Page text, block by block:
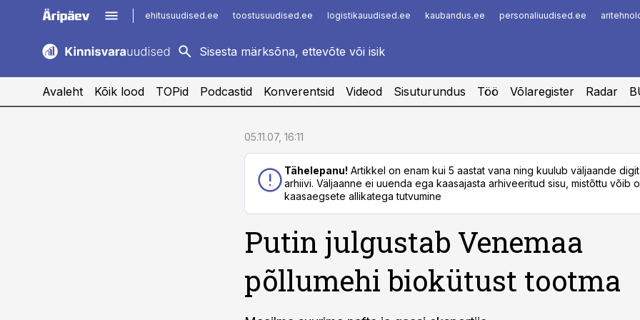
ehitusuudised.ee toostusuudised.ee logistikauudised.ee kaubandus.ee personaliuudised.ee
kaubandus.ee
logistikauudised.ee
imelineajalugu.ee
Infopank
Avaleht Kõik lood TOPid Podcastid Konverentsid Videod Sisuturundus Töö Võlaregister Radar
05.11.07, 16:11
Tähelepanu! Artikkel on enam kui 5 aastat vana ning kuulub väljaande
arhiivi. Väljaanne ei uuenda ega kaasajasta arhiveeritud sisu, mistõttu võib
kaasaegsete allikatega tutvumine
Putin julgustab Venemaa
põllumehi biokütust tootma